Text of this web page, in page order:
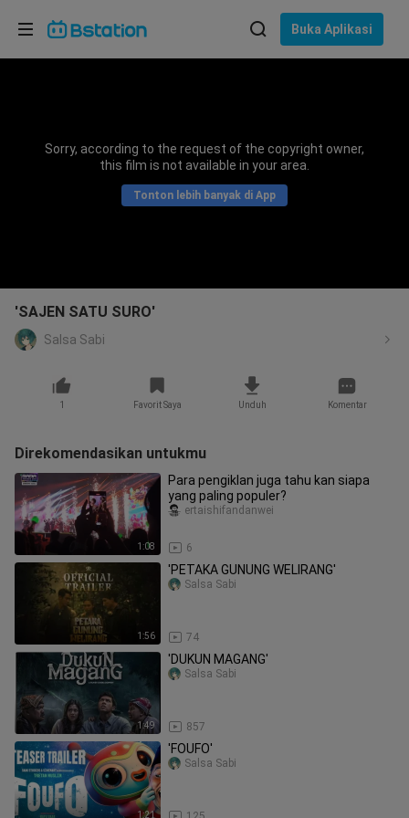
Buka Aplikasi
Sorry, according to the request of the copyright owner,
this film is not available in your area.
Tonton lebih banyak di App
'SAJEN SATU SURO'
Salsa Sabi
1 Favorit Saya Unduh Komentar
Direkomendasikan untukmu
1:08
Para pengiklan juga tahu kan siapa
yang paling populer?
6
ertaishifandanwei
1:56
'PETAKA GUNUNG WELIRANG'
74
Salsa Sabi
1:49
'DUKUN MAGANG'
857
Salsa Sabi
1:21
'FOUFO'
Salsa Sabi
Pilih bahasa
Bahasa Indonesia